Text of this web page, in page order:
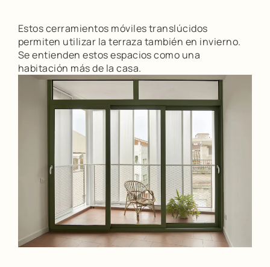
Estos cerramientos móviles translúcidos
permiten utilizar la terraza también en invierno.
Se entienden estos espacios como una
habitación más de la casa.